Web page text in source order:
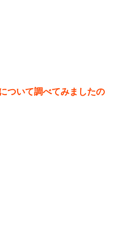
ついて調べてみましたの